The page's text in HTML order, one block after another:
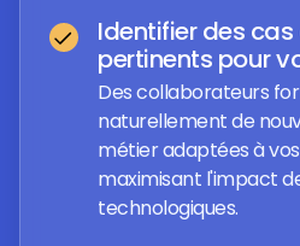
Identifier des
pertinents pour
Des collaborateurs
naturellement de
métier adaptées à
maximisant l'impact
technologiques.